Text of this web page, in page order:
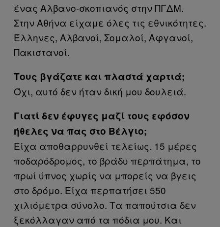
ένας Αλβανο-σκοπιανός στην ΠΓΔΜ.
Στην Αθήνα είχαμε όλες τις εθνικότητες.
Έλληνες, Αλβανοί, Σομαλοί, Αφγανοί,
Πακιστανοί.
Τους βγάζατε και πλαστά χαρτιά;
Όχι, αυτό δεν ήταν δική μου δουλειά.
Γιατί δεν έφυγες μαζί τους εφόσον
ήθελες να πας στο Βέλγιο;
Είχα αποθαρρυνθεί τελείως. 15 μέρες
ποδαρόδρομος, το βράδυ περπάτημα, το
πρωί ύπνος χωρίς να μπορείς να βγεις
στο δρόμο. Είχα περπατήσει 550
χιλιόμετρα σύνολο. Τα παπούτσια δεν
ξεκόλλαγαν από τα πόδια μου. Και